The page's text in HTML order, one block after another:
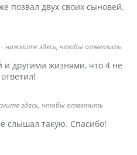
позвал двух своих сыновей,
- нажмите здесь, чтобы ответить
другими жизнями, что 4 не
здесь, чтобы ответить
слышал такую. Спасибо!